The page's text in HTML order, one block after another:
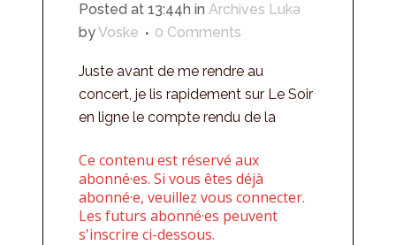
Posted at 13:44h in Archives Lukǝ
byVoske 0 Comments
Juste avant de me rendre au
concert, je lis rapidement sur Le Soir
en ligne le compte rendu de la
Ce contenu est réservé aux
abonné·es. Si vous êtes déjà
abonné·e, veuillez vous connecter.
Les futurs abonné·es peuvent
s'inscrire ci-dessous.